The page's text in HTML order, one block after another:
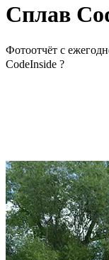
Сплав
Фотоотчёт с
CodeInside ?